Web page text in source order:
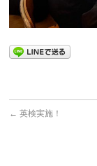
← 英検実施！